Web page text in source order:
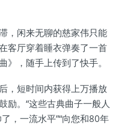
，闲来无聊的慈家伟只能
客厅穿着睡衣弹奏了一首
》，随手上传到了快手。
，短时间内获得上万播放
励。“这些古典曲子一般人
，一流水平”“向您和80年